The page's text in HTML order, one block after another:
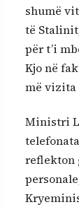
shumë
të
për t’i
Kjo në
më vizita
Ministri
reflekton